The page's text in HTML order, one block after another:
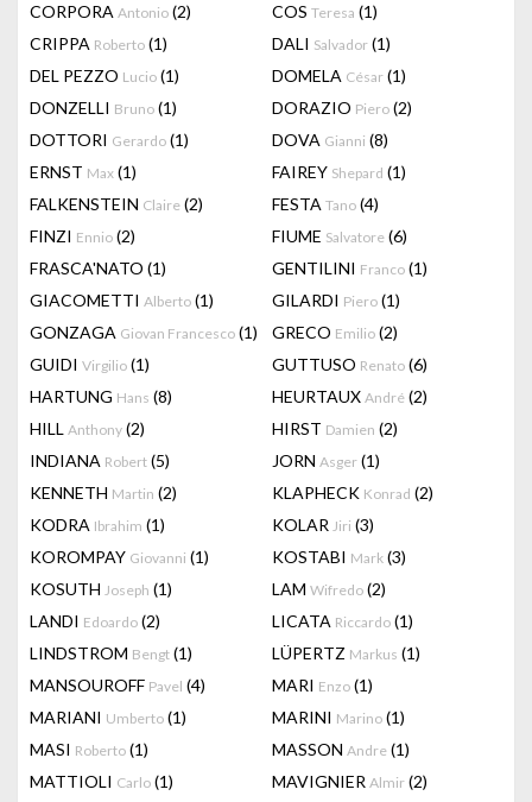
CORPORA Antonio (2) COS Teresa (1)
CRIPPA Roberto (1) DALI Salvador (1)
DEL PEZZO Lucio (1) DOMELA César (1)
DONZELLI Bruno (1) DORAZIO Piero (2)
DOTTORI Gerardo (1) DOVA Gianni (8)
ERNST Max (1) FAIREY Shepard (1)
FALKENSTEIN Claire (2) FESTA Tano (4)
FINZI Ennio (2) FIUME Salvatore (6)
FRASCA'NATO (1) GENTILINI Franco (1)
GIACOMETTI Alberto (1) GILARDI Piero (1)
GONZAGA Giovan Francesco (1) GRECO Emilio (2)
GUIDI Virgilio (1) GUTTUSO Renato (6)
HARTUNG Hans (8) HEURTAUX André (2)
HILL Anthony (2) HIRST Damien (2)
INDIANA Robert (5) JORN Asger (1)
KENNETH Martin (2) KLAPHECK Konrad (2)
KODRA Ibrahim (1) KOLAR Jiri (3)
KOROMPAY Giovanni (1) KOSTABI Mark (3)
KOSUTH Joseph (1) LAM Wifredo (2)
LANDI Edoardo (2) LICATA Riccardo (1)
LINDSTROM Bengt (1) LÜPERTZ Markus (1)
MANSOUROFF Pavel (4) MARI Enzo (1)
MARIANI Umberto (1) MARINI Marino (1)
MASI Roberto (1) MASSON Andre (1)
MATTIOLI Carlo (1) MAVIGNIER Almir (2)